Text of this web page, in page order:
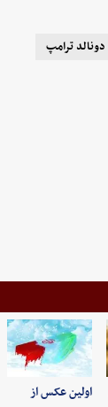
دونالد ترامپ
اولین عکس از